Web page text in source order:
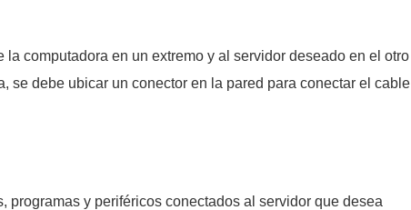
computadora en un extremo y al servidor deseado en el otro
se debe ubicar un conector en la pared para conectar el cable
programas y periféricos conectados al servidor que desea